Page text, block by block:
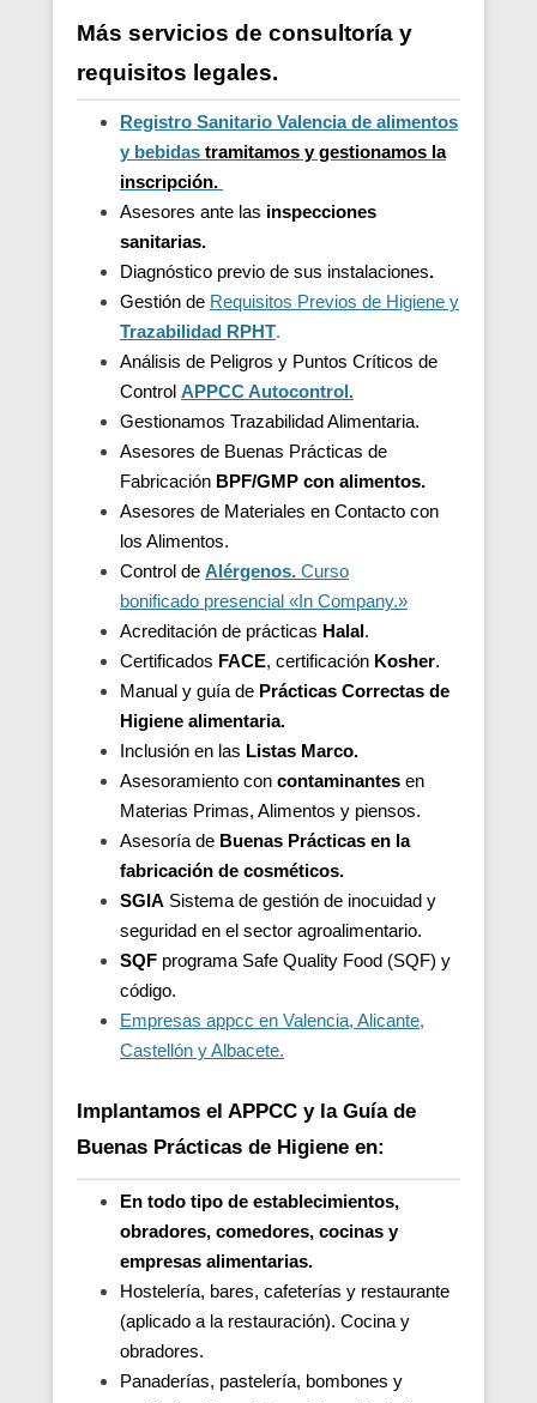
Más servicios de consultoría y
requisitos legales.
Registro Sanitario Valencia de alimentos
y bebidas tramitamos y gestionamos la
inscripción.
Asesores ante las inspecciones
sanitarias.
Diagnóstico previo de sus instalaciones.
Gestión de Requisitos Previos de Higiene y
Trazabilidad RPHT.
Análisis de Peligros y Puntos Críticos de
Control APPCC Autocontrol.
Gestionamos Trazabilidad Alimentaria.
Asesores de Buenas Prácticas de
Fabricación BPF/GMP con alimentos.
Asesores de Materiales en Contacto con
los Alimentos.
Control de Alérgenos. Curso
bonificado presencial «In Company.»
Acreditación de prácticas Halal.
Certificados FACE, certificación Kosher.
Manual y guía de Prácticas Correctas de
Higiene alimentaria.
Inclusión en las Listas Marco.
Asesoramiento con contaminantes en
Materias Primas, Alimentos y piensos.
Asesoría de Buenas Prácticas en la
fabricación de cosméticos.
SGIA Sistema de gestión de inocuidad y
seguridad en el sector agroalimentario.
SQF programa Safe Quality Food (SQF) y
código.
Empresas appcc en Valencia, Alicante,
Castellón y Albacete.
Implantamos el APPCC y la Guía de
Buenas Prácticas de Higiene en:
En todo tipo de establecimientos,
obradores, comedores, cocinas y
empresas alimentarias.
Hostelería, bares, cafeterías y restaurante
(aplicado a la restauración). Cocina y
obradores.
Panaderías, pastelería, bombones y